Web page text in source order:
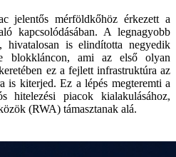
jelentős mérföldkőhöz érkezett a
kapcsolódásában. A legnagyobb
hivatalosan is elindította negyedik
blokkláncon, ami az első olyan
ez a fejlett infrastruktúra az
is kiterjed. Ez a lépés megteremti a
hitelezési piacok kialakulásához,
(RWA) támasztanak alá.